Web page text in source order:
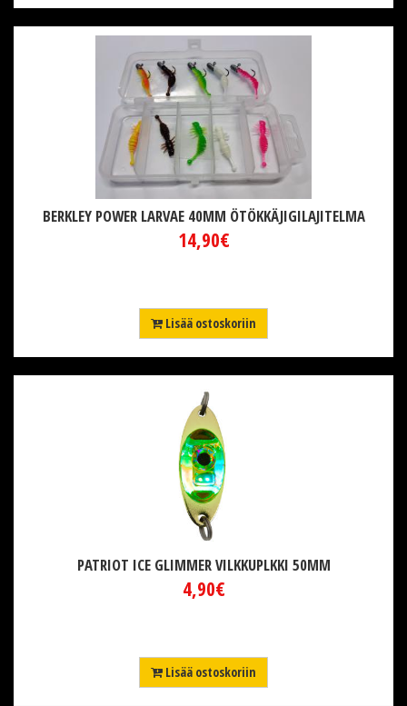
BERKLEY POWER LARVAE 40MM ÖTÖKKÄJIGILAJITELMA
14,90€
Lisää ostoskoriin
PATRIOT ICE GLIMMER VILKKUPLKKI 50MM
4,90€
Lisää ostoskoriin